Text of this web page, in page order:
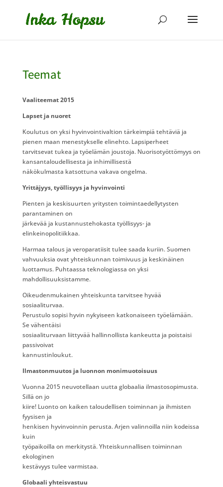
Teemat
Vaaliteemat 2015
Lapset ja nuoret
Koulutus on yksi hyvinvointivaltion tärkeimpiä tehtäviä ja
pienen maan menestykselle elinehto. Lapsiperheet
tarvitsevat tukea ja työelämän joustoja. Nuorisotyöttömyys on
kansantaloudellisesta ja inhimillisestä
näkökulmasta katsottuna vakava ongelma.
Yrittäjyys, työllisyys ja hyvinvointi
Pienten ja keskisuurten yritysten toimintaedellytysten
parantaminen on
järkevää ja kustannustehokasta työllisyys- ja
elinkeinopolitiikkaa.
Harmaa talous ja veroparatiisit tulee saada kuriin. Suomen
vahvuuksia ovat yhteiskunnan toimivuus ja keskinäinen
luottamus. Puhtaassa teknologiassa on yksi
mahdollisuuksistamme.
Oikeudenmukainen yhteiskunta tarvitsee hyvää
sosiaaliturvaa.
Perustulo sopisi hyvin nykyiseen katkonaiseen työelämään.
Se vähentäisi
sosiaaliturvaan liittyvää hallinnollista kankeutta ja poistaisi
passivoivat
kannustinloukut.
Ilmastonmuutos ja luonnon monimuotoisuus
Vuonna 2015 neuvotellaan uutta globaalia ilmastosopimusta.
Sillä on jo
kiire! Luonto on kaiken taloudellisen toiminnan ja ihmisten
fyysisen ja
henkisen hyvinvoinnin perusta. Arjen valinnoilla niin kodeissa
kuin
työpaikoilla on merkitystä. Yhteiskunnallisen toiminnan
ekologinen
kestävyys tulee varmistaa.
Globaali yhteisvastuu